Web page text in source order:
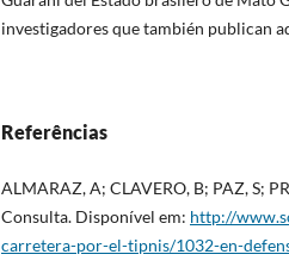
investigadores que también publican
Referências
ALMARAZ, A; CLAVERO, B; PAZ, S;
Consulta. Disponível em: http://
carretera-por-el-tipnis/1032-en-